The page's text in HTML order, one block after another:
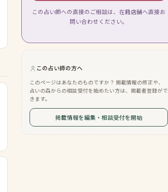
この占い師への直接のご相談は、在籍店舗へ直接お
問い合わせください。
この占い師の方へ
このページはあなたのものですか？ 掲載情報の修正や、
占いの森からの相談受付を始めたい方は、掲載者登録がで
きます。
掲載情報を編集・相談受付を開始